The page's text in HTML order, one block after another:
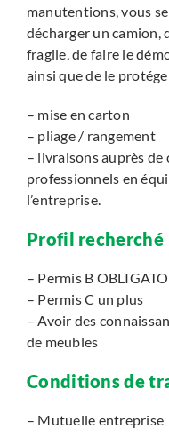
manutentions, vous
décharger un camion,
fragile, de faire le
ainsi que de le
– mise en carton
– pliage / rangement
– livraisons auprès
professionnels en
l’entreprise.
Profil recherché
– Permis B
– Permis C un plus
– Avoir des
de meubles
Conditions de
– Mutuelle entreprise